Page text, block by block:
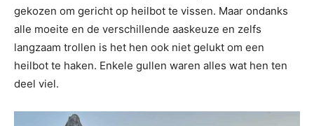
gekozen om gericht op heilbot te vissen. Maar ondanks
alle moeite en de verschillende aaskeuze en zelfs
langzaam trollen is het hen ook niet gelukt om een
heilbot te haken. Enkele gullen waren alles wat hen ten
deel viel.